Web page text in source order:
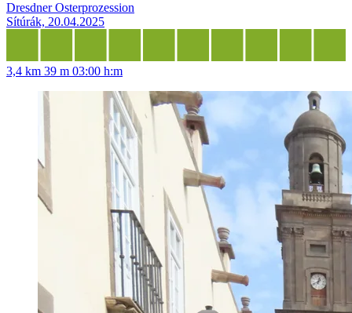
Dresdner Osterprozession
Sítúrák, 20.04.2025
3,4 km 39 m 03:00 h:m